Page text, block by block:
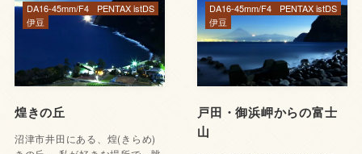
煌きの丘
沼津市井田にある、煌(きらめ)
DA16-45mm/F4
PENTAX istDS
伊豆
戸田・御浜岬からの富士
山
DA16-45mm/F4
PENTAX istDS
伊豆